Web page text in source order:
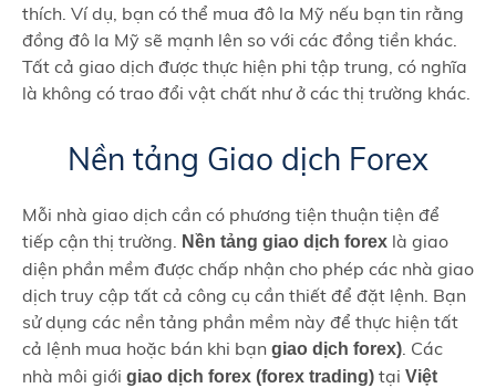
thích. Ví dụ, bạn có thể mua đô la Mỹ nếu bạn tin rằng
đồng đô la Mỹ sẽ mạnh lên so với các đồng tiền khác.
Tất cả giao dịch được thực hiện phi tập trung, có nghĩa
là không có trao đổi vật chất như ở các thị trường khác.
Nền tảng Giao dịch Forex
Mỗi nhà giao dịch cần có phương tiện thuận tiện để
tiếp cận thị trường.
Nền tảng giao dịch forex là giao
diện phần mềm được chấp nhận cho phép các nhà giao
dịch truy cập tất cả công cụ cần thiết để đặt lệnh. Bạn
sử dụng các nền tảng phần mềm này để thực hiện tất
cả lệnh mua hoặc bán khi bạn giao dịch forex) . Các
nhà môi giới giao dịch forex (forex trading) tại Việt